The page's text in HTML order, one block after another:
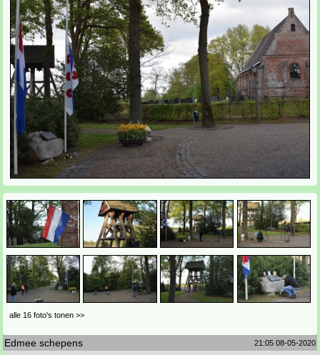
alle 16 foto's tonen >>
21:05 08-05-2020
Edmee schepens